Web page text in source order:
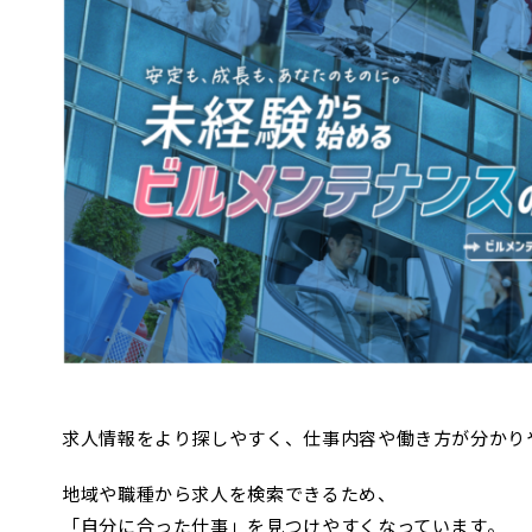
求人情報をより探しやすく、仕事内容や働き方が分かり
地域や職種から求人を検索できるため、
「自分に合った仕事」を見つけやすくなっています。